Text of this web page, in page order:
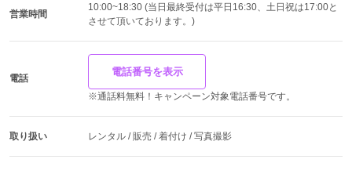
ポイントは、
幅広いテイストを扱っているかどうか
古典柄中心の店舗では、取り扱い自体がないこともありま
一方、トレンドや個性派に力を入れている店舗では、
龍・虎系の入荷や提案に慣れているスタッフが多く、
満足度の高いコーディネートに出会える可能性が高まりま
す。
営業時間
10:00~18:30 (当日最終受付は平日16:30、土日祝は17:00と
させて頂いております。)
電話
電話番号を表示
※通話料無料！キャンペーン対象電話番号です。
取り扱い レンタル / 販売 / 着付け / 写真撮影